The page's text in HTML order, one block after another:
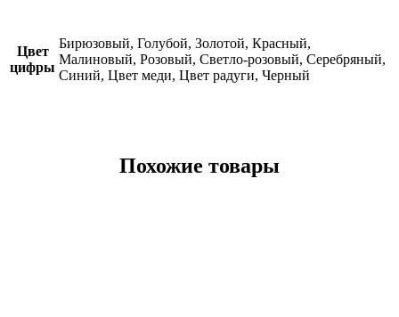
Цвет
цифры
Бирюзовый, Голубой, Золотой, Красный,
Малиновый, Розовый, Светло-розовый, Серебряный,
Синий, Цвет меди, Цвет радуги, Черный
Похожие товары